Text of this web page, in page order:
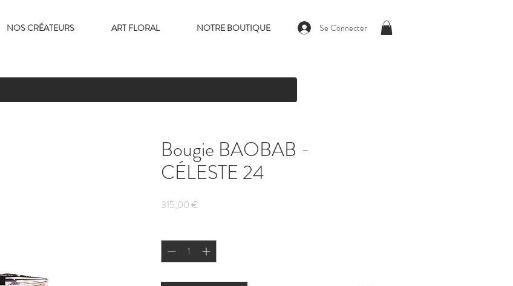
NOS CRÉATEURS ART FLORAL NOTRE BOUTIQUE Se Connecter
Bougie BAOBAB -
CÉLESTE 24
315,00 €